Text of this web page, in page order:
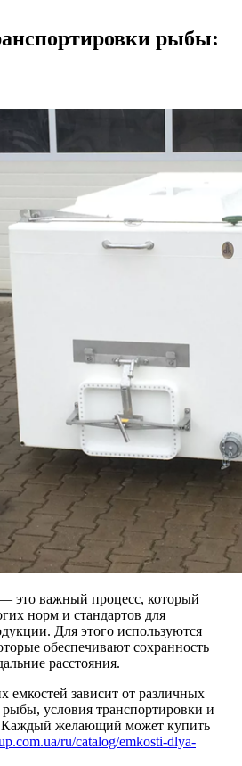
рыбы:
это важный процесс, который
норм и стандартов для
Для этого используются
обеспечивают сохранность
расстояния.
зависит от различных
условия транспортировки и
Каждый желающий может купить
ru/catalog/emkosti-dlya-